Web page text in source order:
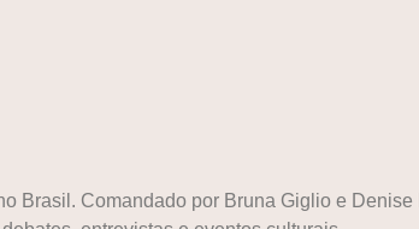
Brasil. Comandado por Bruna Giglio e